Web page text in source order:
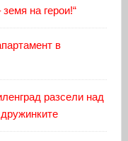
на герои!“
в
разсели над